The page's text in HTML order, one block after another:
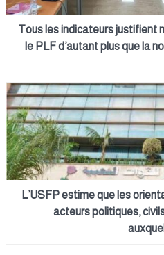
Tous les indicateurs justifient
le PLF d’autant plus que la
L’USFP estime que les
acteurs politiques,